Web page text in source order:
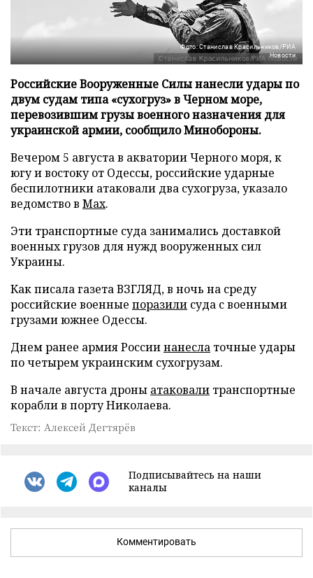
Фото: Станислав Красильников/РИА
Новости
Российские Вооруженные Силы нанесли удары по
двум судам типа «сухогруз» в Черном море,
перевозившим грузы военного назначения для
украинской армии, сообщило Минобороны.
Вечером 5 августа в акватории Черного моря, к
югу и востоку от Одессы, российские ударные
беспилотники атаковали два сухогруза, указало
ведомство в Max.
Эти транспортные суда занимались доставкой
военных грузов для нужд вооруженных сил
Украины.
Как писала газета ВЗГЛЯД, в ночь на среду
российские военные поразили суда с военными
грузами южнее Одессы.
Днем ранее армия Россиинанесла точные удары
по четырем украинским сухогрузам.
В начале августа дроны атаковали транспортные
корабли в порту Николаева.
Текст: Алексей Дегтярёв
Подписывайтесь на наши
каналы
Комментировать